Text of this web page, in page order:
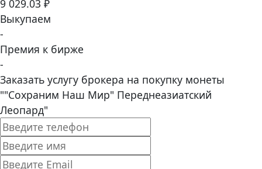
9 029.03 ₽
Выкупаем
-
Премия к бирже
-
Заказать услугу брокера на покупку монеты
""Сохраним Наш Мир" Переднеазиатский
Леопард"